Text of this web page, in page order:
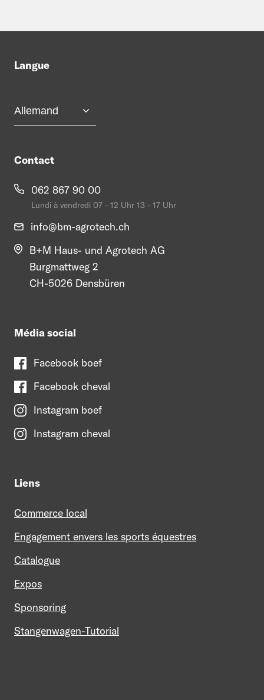
Langue
Contact
062 867 90 00
Lundi à vendredi 07 - 12 Uhr 13 - 17 Uhr
info@bm-agrotech.ch
B+M Haus- und Agrotech AG
Burgmattweg 2
CH-5026 Densbüren
Média social
Facebook boef
Facebook cheval
Instagram boef
Instagram cheval
Liens
Commerce local
Engagement envers les sports équestres
Catalogue
Expos
Sponsoring
Stangenwagen-Tutorial